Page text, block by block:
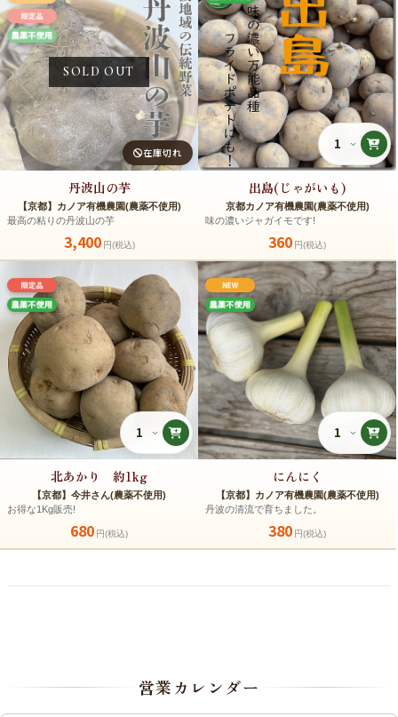
SOLD OUT
在庫切れ
丹波山の芋
【京都】カノア有機農園(農薬不使用)
最高の粘りの丹波山の芋
3,400 円(税込)
出島(じゃがいも)
京都カノア有機農園(農薬不使用)
味の濃いジャガイモです!
360 円(税込)
北あかり 約1kg
【京都】今井さん(農薬不使用)
お得な1Kg販売!
680 円(税込)
にんにく
【京都】カノア有機農園(農薬不使用)
丹波の清流で育ちました。
380 円(税込)
営業カレンダー